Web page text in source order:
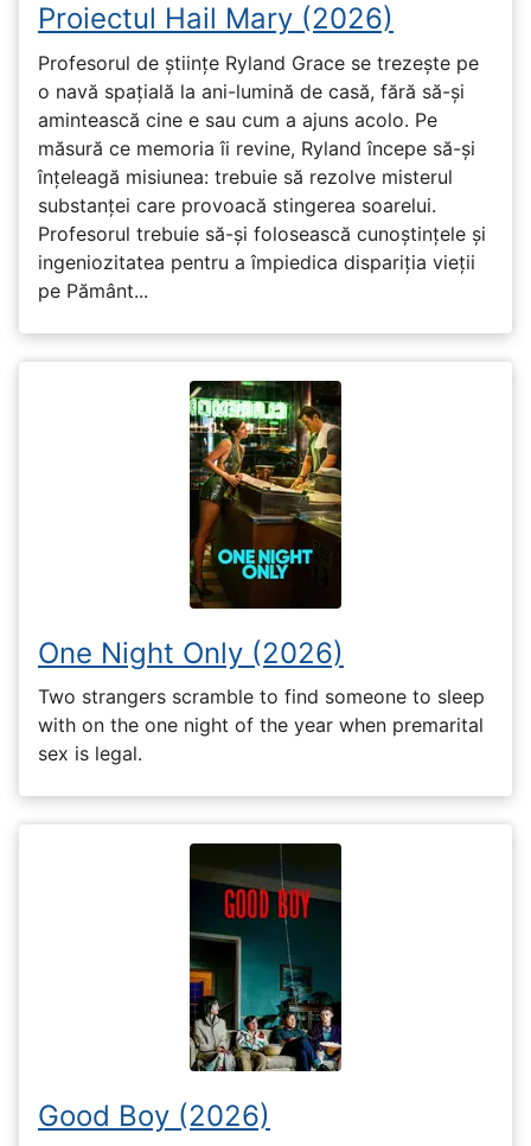
Proiectul Hail Mary (2026)
Profesorul de științe Ryland Grace se trezește pe
o navă spațială la ani-lumină de casă, fără să-și
amintească cine e sau cum a ajuns acolo. Pe
măsură ce memoria îi revine, Ryland începe să-și
înțeleagă misiunea: trebuie să rezolve misterul
substanței care provoacă stingerea soarelui.
Profesorul trebuie să-și folosească cunoștințele și
ingeniozitatea pentru a împiedica dispariția vieții
pe Pământ...
One Night Only (2026)
Two strangers scramble to find someone to sleep
with on the one night of the year when premarital
sex is legal.
Good Boy (2026)